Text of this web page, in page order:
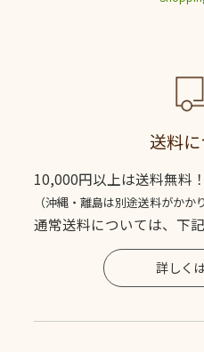
送料
10,000円以上は送料無料！
（沖縄・離島は別途送料がかか
通常送料については、下
詳しく